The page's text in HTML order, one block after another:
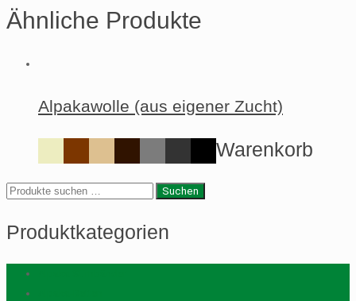
Ähnliche Produkte
Alpakawolle (aus eigener Zucht)
Warenkorb
Suche
Suchen
Produktkategorien